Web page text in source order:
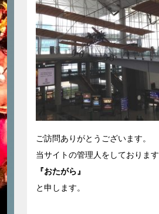
ご訪問ありがとうございます。
当サイトの管理人をしております
『おたがら』
と申します。